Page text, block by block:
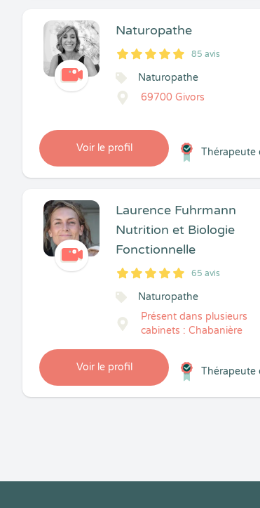
Naturopathe
5
1
5
85 85 avis
Naturopathe
69700 Givors
Voir le profil Thérapeute
Laurence Fuhrmann
Nutrition et Biologie
Fonctionnelle
5
1
5
65 65 avis
Naturopathe
Présent dans plusieurs
cabinets : Chabanière
Voir le profil Thérapeute